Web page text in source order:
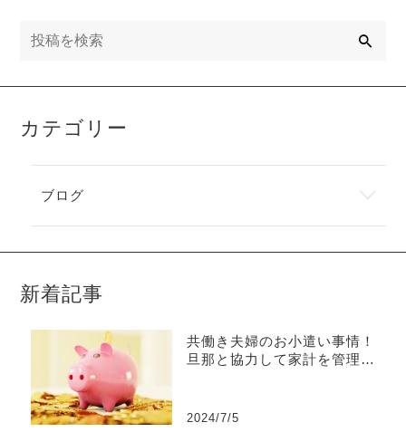
カテゴリー
ブログ
新着記事
共働き夫婦のお小遣い事情！
旦那と協力して家計を管理す
2024/7/5